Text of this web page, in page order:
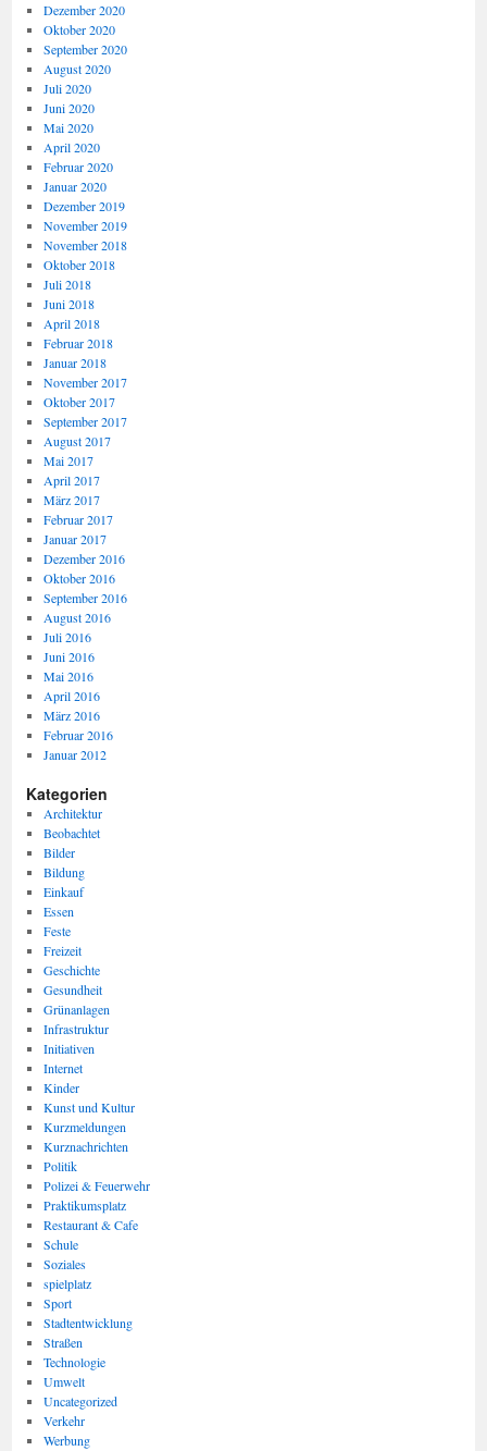
Dezember 2020
Oktober 2020
September 2020
August 2020
Juli 2020
Juni 2020
Mai 2020
April 2020
Februar 2020
Januar 2020
Dezember 2019
November 2019
November 2018
Oktober 2018
Juli 2018
Juni 2018
April 2018
Februar 2018
Januar 2018
November 2017
Oktober 2017
September 2017
August 2017
Mai 2017
April 2017
März 2017
Februar 2017
Januar 2017
Dezember 2016
Oktober 2016
September 2016
August 2016
Juli 2016
Juni 2016
Mai 2016
April 2016
März 2016
Februar 2016
Januar 2012
Kategorien
Architektur
Beobachtet
Bilder
Bildung
Einkauf
Essen
Feste
Freizeit
Geschichte
Gesundheit
Grünanlagen
Infrastruktur
Initiativen
Internet
Kinder
Kunst und Kultur
Kurzmeldungen
Kurznachrichten
Politik
Polizei & Feuerwehr
Praktikumsplatz
Restaurant & Cafe
Schule
Soziales
spielplatz
Sport
Stadtentwicklung
Straßen
Technologie
Umwelt
Uncategorized
Verkehr
Werbung